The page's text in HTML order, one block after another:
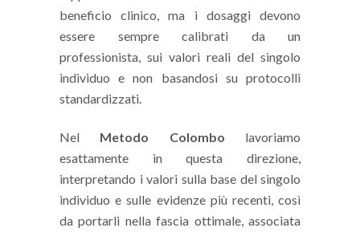
beneficio clinico, ma i dosaggi devono
essere sempre calibrati da un
professionista, sui valori reali del singolo
individuo e non basandosi su protocolli
standardizzati.
Nel Metodo Colombo lavoriamo
esattamente in questa direzione,
interpretando i valori sulla base del singolo
individuo e sulle evidenze più recenti, così
da portarli nella fascia ottimale, associata